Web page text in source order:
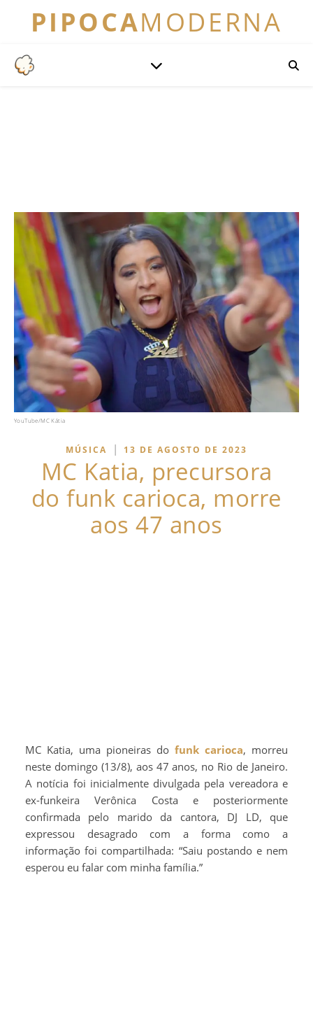
PIPOCAMODERNA
YouTube/MC Kátia
MÚSICA | 13 DE AGOSTO DE 2023
MC Katia, precursora
do funk carioca, morre
aos 47 anos
MC Katia, uma pioneiras do funk carioca, morreu
neste domingo (13/8), aos 47 anos, no Rio de Janeiro.
A notícia foi inicialmente divulgada pela vereadora e
ex-funkeira Verônica Costa e posteriormente
confirmada pelo marido da cantora, DJ LD, que
expressou desagrado com a forma como a
informação foi compartilhada: “Saiu postando e nem
esperou eu falar com minha família.”